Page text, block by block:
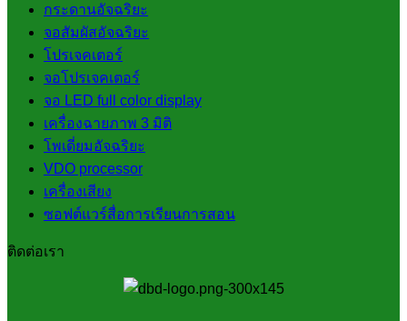
กระดานอัจฉริยะ
จอสัมผัสอัจฉริยะ
โปรเจคเตอร์
จอโปรเจคเตอร์
จอ LED full color display
เครื่องฉายภาพ 3 มิติ
โพเดี่ยมอัจฉริยะ
VDO processor
เครื่องเสียง
ซอฟต์แวร์สื่อการเรียนการสอน
ติดต่อเรา